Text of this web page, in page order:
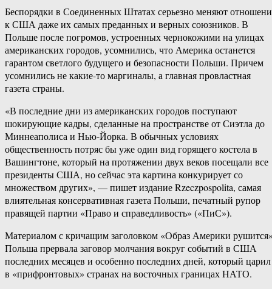
Беспорядки в Соединенных Штатах серьезно меняют
к США даже их самых преданных и верных союзников. В
Польше после погромов, устроенных чернокожими на улицах
американских городов, усомнились, что Америка останется
гарантом светлого будущего и безопасности Польши. Причем
усомнились не какие-то маргиналы, а главная провластная
газета страны.
«В последние дни из американских городов поступают
шокирующие кадры, сделанные на пространстве от Сиэтла до
Миннеаполиса и Нью-Йорка. В обычных условиях
общественность потряс бы уже один вид горящего костела в
Вашингтоне, который на протяжении двух веков посещали все
президенты США, но сейчас эта картина конкурирует со
множеством других», — пишет издание Rzeczpospolita, самая
влиятельная консервативная газета Польши, печатный рупор
правящей партии «Право и справедливость» («ПиС»).
Материалом с кричащим заголовком «Образ Америки
Польша прервала заговор молчания вокруг событий в США
последних месяцев и особенно последних дней, который царил
в «прифронтовых» странах на восточных границах НАТО.